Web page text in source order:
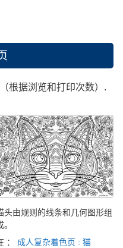
根据浏览和打印次数）.
头由规则的线条和几何图形组
。
： 成人复杂着色页 : 猫